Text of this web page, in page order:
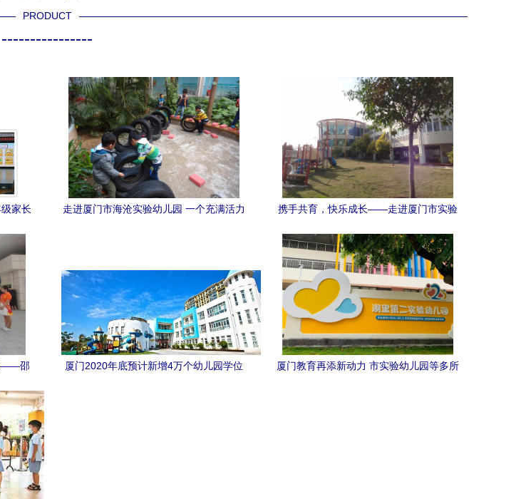
PRODUCT
----------------
家长
走进厦门市海沧实验幼儿园 一个充满活力
携手共育，快乐成长——走进厦门市实验
——邵
厦门2020年底预计新增4万个幼儿园学位
厦门教育再添新动力 市实验幼儿园等多所